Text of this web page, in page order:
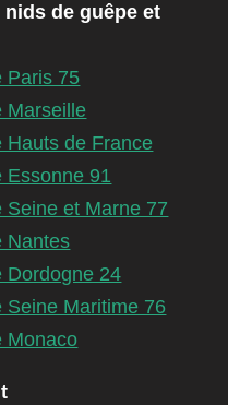
de guêpe et
Paris 75
Marseille
Hauts de France
Essonne 91
Seine et Marne 77
Nantes
Dordogne 24
Seine Maritime 76
Monaco